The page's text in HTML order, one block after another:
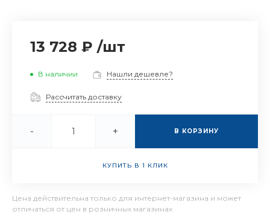
13 728 ₽ /шт
В наличии Нашли дешевле?
Рассчитать доставку
- + В КОРЗИНУ
КУПИТЬ В 1 КЛИК
Цена действительна только для интернет-магазина и может
отличаться от цен в розничных магазинах